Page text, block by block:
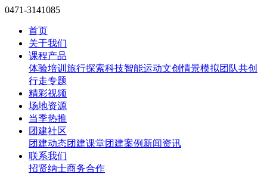
0471-3141085
首页
关于我们
课程产品
体验培训 旅行探索科技智能运动文创情景模拟团队共创
行走专题
精彩视频
场地资源
当季热推
团建社区
团建动态团建课堂团建案例 新闻资讯
联系我们
招贤纳士商务合作